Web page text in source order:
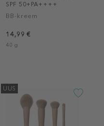
SPF 50+PA++++
BB-kreem
14,99 €
40 g
UUS